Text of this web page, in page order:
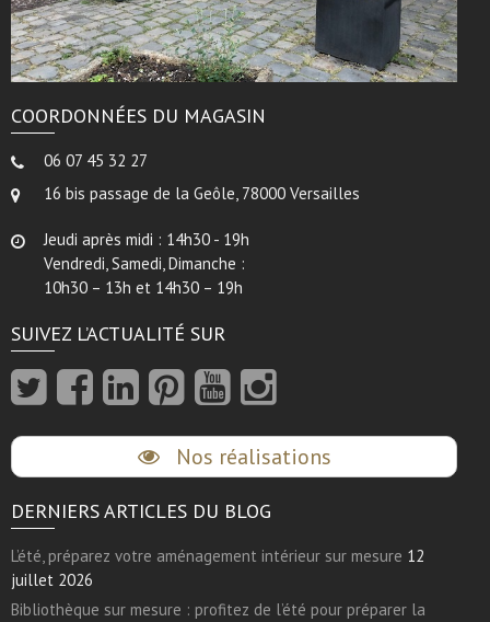
COORDONNÉES DU MAGASIN
06 07 45 32 27
16 bis passage de la Geôle, 78000 Versailles
Jeudi après midi : 14h30 - 19h
Vendredi, Samedi, Dimanche :
10h30 – 13h et 14h30 – 19h
SUIVEZ L’ACTUALITÉ SUR
Nos réalisations
DERNIERS ARTICLES DU BLOG
L’été, préparez votre aménagement intérieur sur mesure 12
juillet 2026
Bibliothèque sur mesure : profitez de l’été pour préparer la